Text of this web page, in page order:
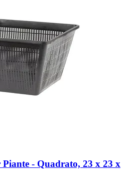
Piante -​ Quadrato, 23 x 23 x